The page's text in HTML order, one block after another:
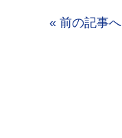
« 前の記事へ